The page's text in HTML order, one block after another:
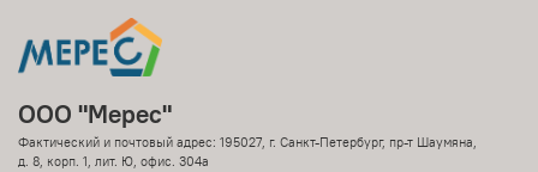
ООО "Мерес"
Фактический и почтовый адрес: 195027, г. Санкт-Петербург, пр-т Шаумяна,
д. 8, корп. 1, лит. Ю, офис. 304а